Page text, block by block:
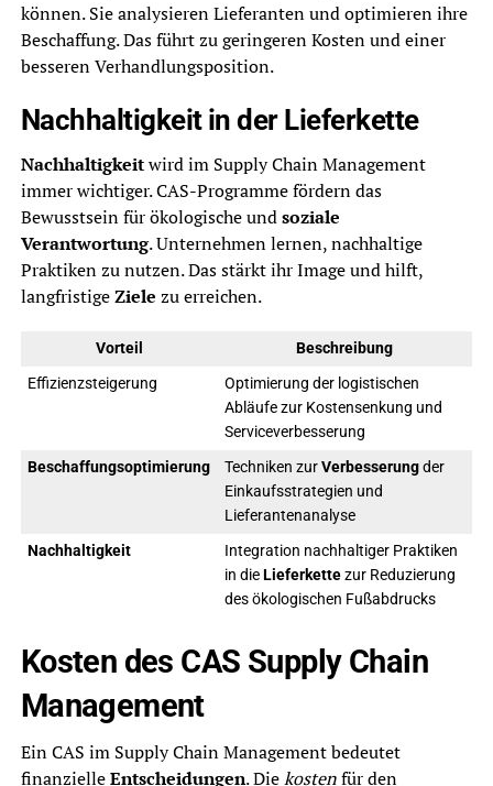
können. Sie analysieren Lieferanten und optimieren ihre
Beschaffung. Das führt zu geringeren Kosten und einer
besseren Verhandlungsposition.
Nachhaltigkeit in der Lieferkette
Nachhaltigkeitwird im Supply Chain Management
immer wichtiger. CAS-Programme fördern das
Bewusstsein für ökologische undsoziale
Verantwortung. Unternehmen lernen, nachhaltige
Praktiken zu nutzen. Das stärkt ihr Image und hilft,
langfristigeZiele zu erreichen.
Vorteil
Beschreibung
Effizienzsteigerung
Optimierung der logistischen
Abläufe zur Kostensenkung und
Serviceverbesserung
Beschaffungsoptimierung
Techniken zurVerbesserungder
Einkaufsstrategien und
Lieferantenanalyse
Nachhaltigkeit
Integration nachhaltiger Praktiken
in dieLieferkettezur Reduzierung
des ökologischen Fußabdrucks
Kosten des CAS Supply Chain
Management
Ein CAS im Supply Chain Management bedeutet
finanzielleEntscheidungen. Diekostenfür den